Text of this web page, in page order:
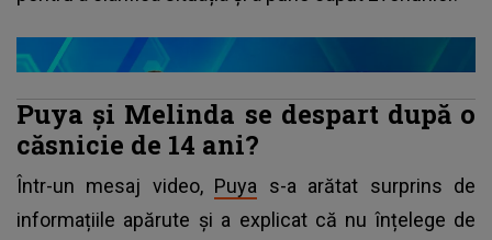
Puya și Melinda se despart după o
căsnicie de 14 ani?
Într-un mesaj video, Puya s-a arătat surprins de
informațiile apărute și a explicat că nu înțelege de